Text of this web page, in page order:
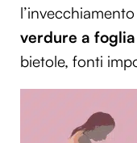
verdure a
bietole, fonti